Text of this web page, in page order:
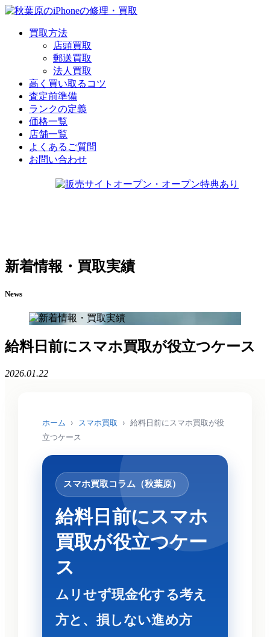
買取方法
店頭買取
郵送買取
法人買取
高く買い取るコツ
査定前準備
ランクの定義
価格一覧
店舗一覧
よくあるご質問
お問い合わせ
新着情報・買取実績
News
給料日前にスマホ買取が役立つケース
2026.01.22
ホーム › スマホ買取 › 給料日前にスマホ買取が役
立つケース
スマホ買取コラム（秋葉原）
給料日前にスマホ
買取が役立つケー
ス
ムリせず現金化する考え
方と、損しない進め方